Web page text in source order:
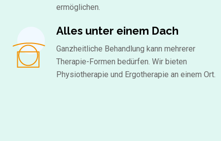
ermöglichen.
Alles unter einem Dach
Ganzheitliche Behandlung kann mehrerer
Therapie-Formen bedürfen. Wir bieten
Physiotherapie und Ergotherapie an einem Ort.